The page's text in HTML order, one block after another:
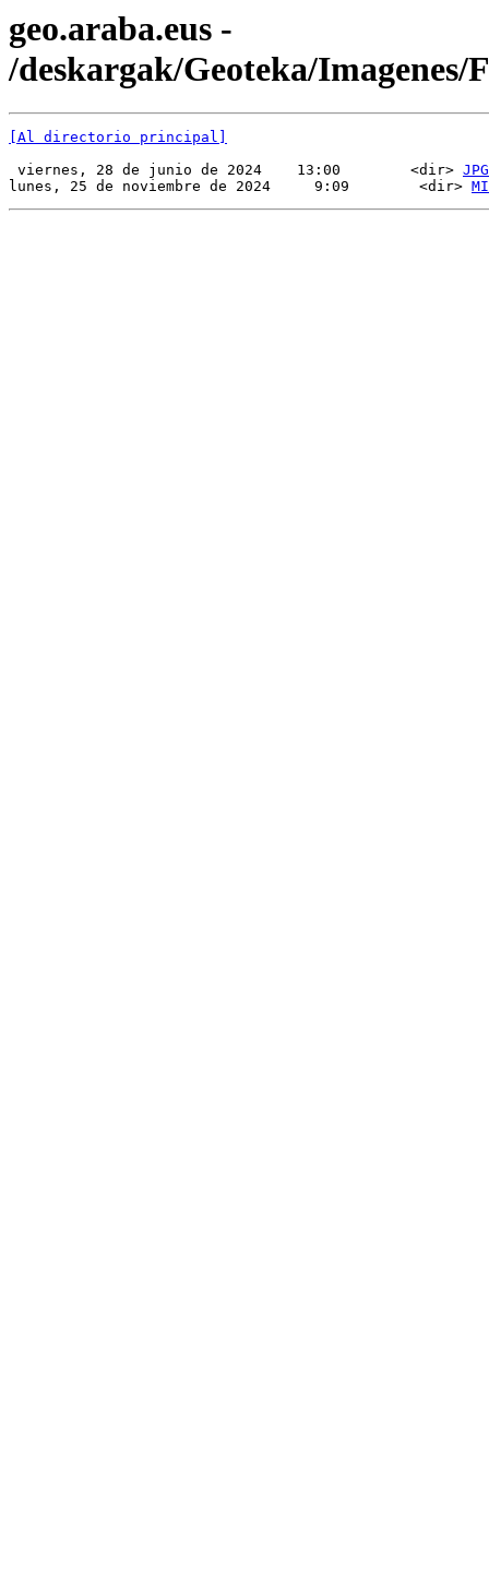
geo.araba.eus -
/deskargak/Geoteka/Imagenes/
[Al directorio principal]
viernes, 28 de junio de 2024    13:00        <dir> JPG
lunes, 25 de noviembre de 2024     9:09        <dir>